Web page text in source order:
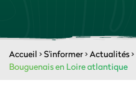
Accueil >S'informer>Actualités>
Bouguenais en Loire atlantique